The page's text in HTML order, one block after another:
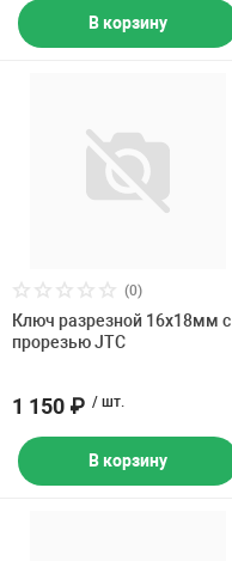
В корзину
(0)
Ключ разрезной 16х18мм с
прорезью JTC
1 150 ₽ / шт.
В корзину